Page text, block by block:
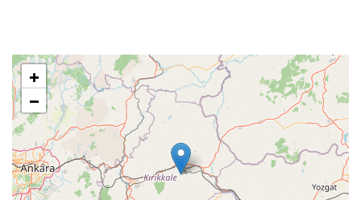
+
−